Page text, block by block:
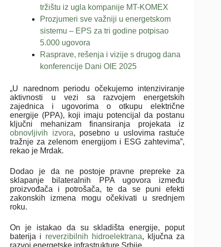
tržištu iz ugla kompanije MT-KOMEX
Prozjumeri sve važniji u energetskom
sistemu – EPS za tri godine potpisao
5.000 ugovora
Rasprave, rešenja i vizije s drugog dana
konferencije Dani OIE 2025
„U narednom periodu očekujemo intenziviranje
aktivnosti u vezi sa razvojem energetskih
zajednica i ugovorima o otkupu električne
energije (PPA), koji imaju potencijal da postanu
ključni mehanizam finansiranja projekata iz
obnovljivih izvora, posebno u uslovima rastuće
tražnje za zelenom energijom i ESG zahtevima”,
rekao je Mrdak.
Dodao je da ne postoje pravne prepreke za
sklapanje bilateralnih PPA ugovora između
proizvođača i potrošača, te da se puni efekti
zakonskih izmena mogu očekivati u srednjem
roku.
On je istakao da su skladišta energije, poput
baterija i reverzibilnih hidroelektrana, ključna za
razvoj energetske infrastrukture Srbije.